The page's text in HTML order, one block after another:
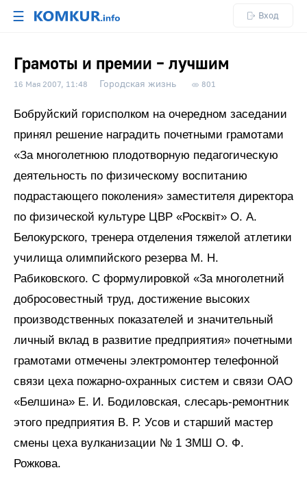
☰ Вход
Грамоты и премии – лучшим
16 Мая 2007, 11:48 Городская жизнь 801
Бобруйский горисполком на очередном заседании
принял решение наградить почетными грамотами
«За многолетнюю плодотворную педагогическую
деятельность по физическому воспитанию
подрастающего поколения» заместителя директора
по физической культуре ЦВР «Росквiт» О. А.
Белокурского, тренера отделения тяжелой атлетики
училища олимпийского резерва М. Н.
Рабиковского. С формулировкой «За многолетний
добросовестный труд, достижение высоких
производственных показателей и значительный
личный вклад в развитие предприятия» почетными
грамотами отмечены электромонтер телефонной
связи цеха пожарно-охранных систем и связи ОАО
«Белшина» Е. И. Бодиловская, слесарь-ремонтник
этого предприятия В. Р. Усов и старший мастер
смены цеха вулканизации № 1 ЗМШ О. Ф.
Рожкова.